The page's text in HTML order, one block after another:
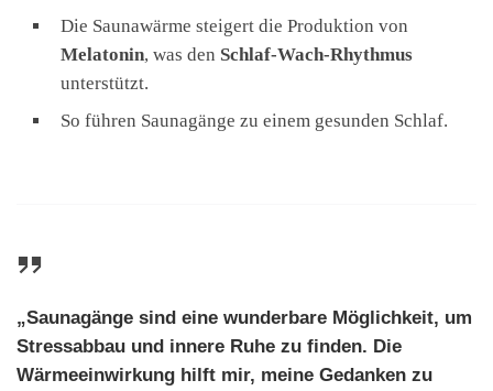
Die Saunawärme steigert die Produktion von
Melatonin, was den Schlaf-Wach-Rhythmus
unterstützt.
So führen Saunagänge zu einem gesunden Schlaf.
„Saunagänge sind eine wunderbare Möglichkeit, um
Stressabbau und innere Ruhe zu finden. Die
Wärmeeinwirkung hilft mir, meine Gedanken zu